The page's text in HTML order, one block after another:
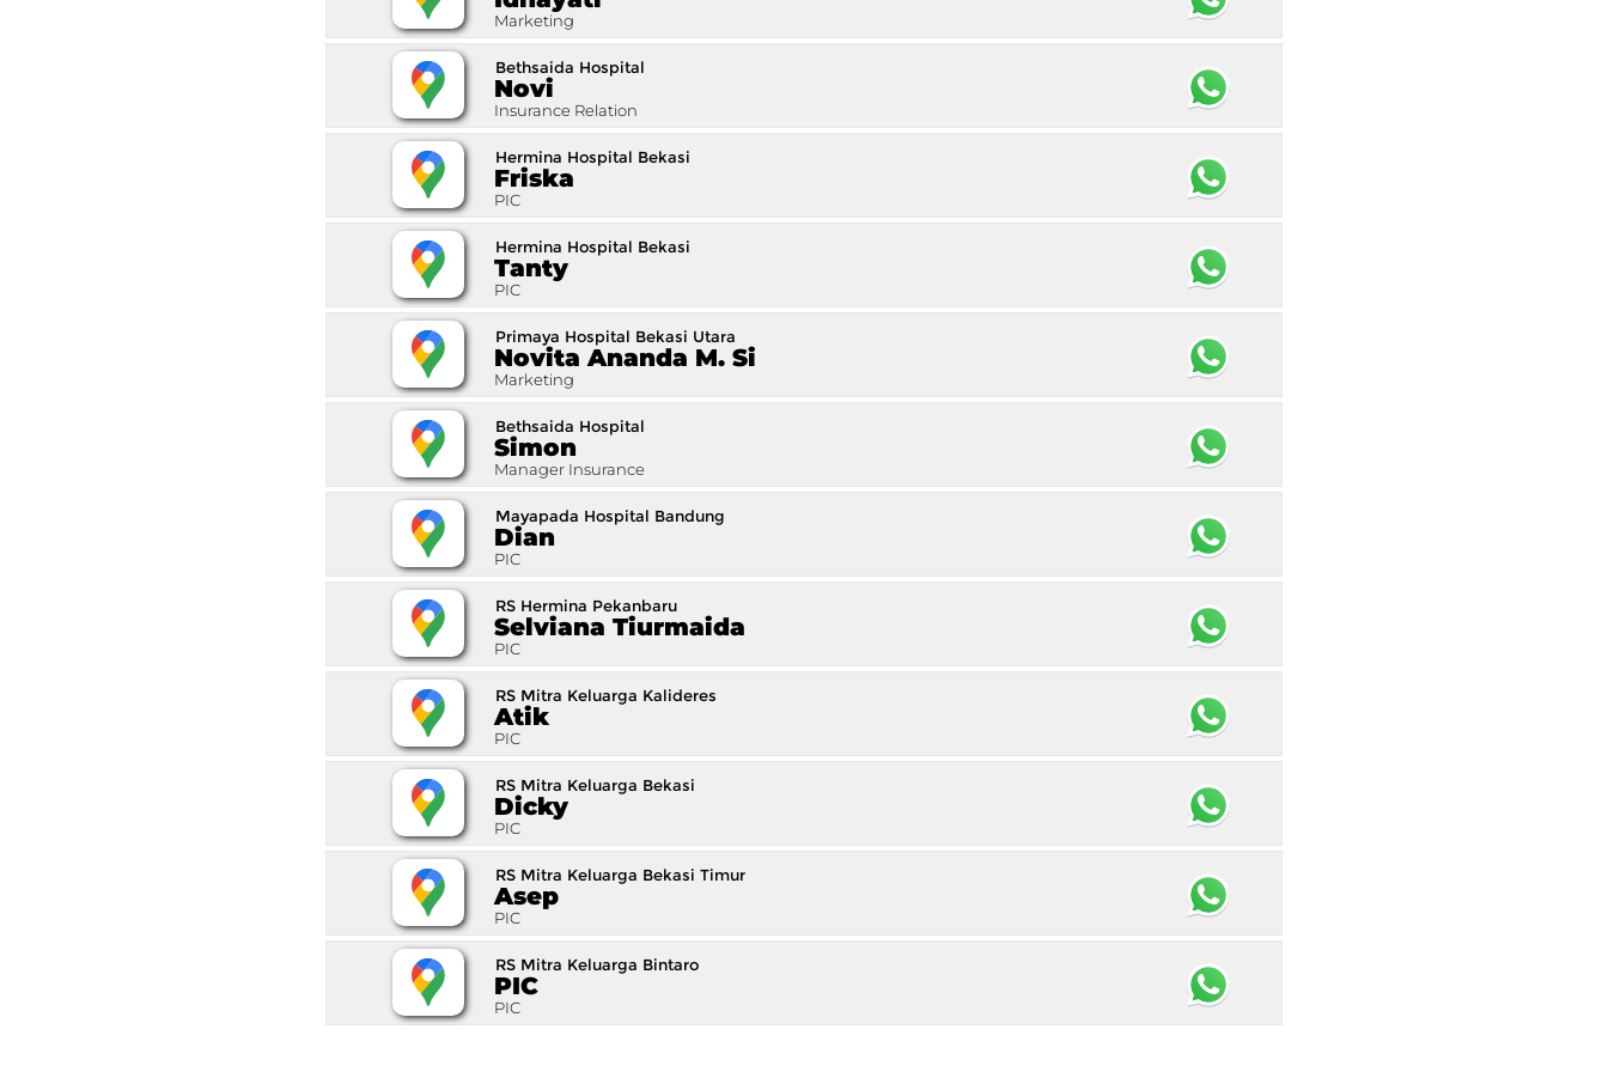
Marketing
Bethsaida Hospital
Novi
Insurance Relation
Hermina Hospital Bekasi
Friska
PIC
Hermina Hospital Bekasi
Tanty
PIC
Primaya Hospital Bekasi Utara
Novita Ananda M. Si
Marketing
Bethsaida Hospital
Simon
Manager Insurance
Mayapada Hospital Bandung
Dian
PIC
RS Hermina Pekanbaru
Selviana Tiurmaida
PIC
RS Mitra Keluarga Kalideres
Atik
PIC
RS Mitra Keluarga Bekasi
Dicky
PIC
RS Mitra Keluarga Bekasi Timur
Asep
PIC
RS Mitra Keluarga Bintaro
PIC
PIC